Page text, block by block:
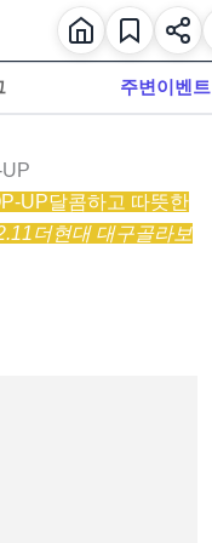
주변이벤트
UP달콤하고 따뜻한
더현대 대구골라보